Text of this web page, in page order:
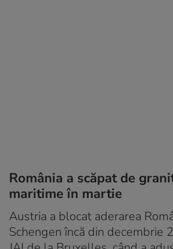
România a scăpat de
maritime în martie
Austria a blocat aderarea
Schengen încă din decembrie